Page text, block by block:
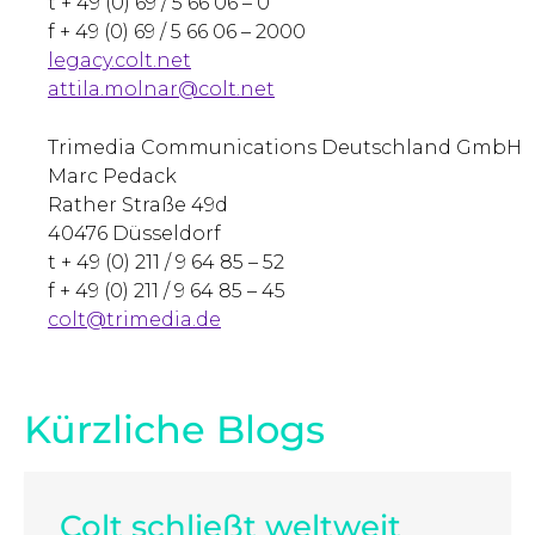
f + 49 (0) 69 / 5 66 06 – 2000
legacy.colt.net
attila.molnar@colt.net
Trimedia Communications Deutschland GmbH
Marc Pedack
Rather Straße 49d
40476 Düsseldorf
t + 49 (0) 211 / 9 64 85 – 52
f + 49 (0) 211 / 9 64 85 – 45
colt@trimedia.de
Kürzliche Blogs
Colt schließt weltweit